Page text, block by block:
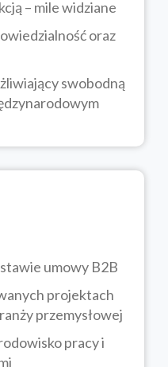
– mile widziane
oraz
swobodną
umowy B2B
projektach
przemysłowej
pracy i